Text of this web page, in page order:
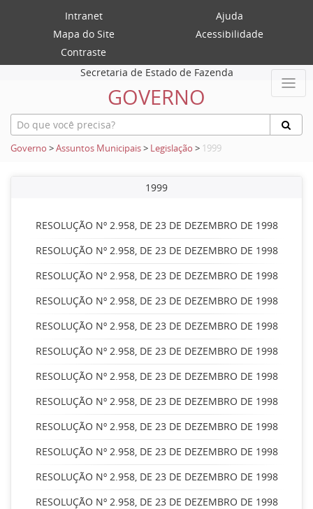
Intranet
Ajuda
Mapa do Site
Acessibilidade
Contraste
Secretaria de Estado de Fazenda
GOVERNO
Governo >Assuntos Municipais> Legislação > 1999
1999
RESOLUÇÃO Nº 2.958, DE 23 DE DEZEMBRO DE 1998
RESOLUÇÃO Nº 2.958, DE 23 DE DEZEMBRO DE 1998
RESOLUÇÃO Nº 2.958, DE 23 DE DEZEMBRO DE 1998
RESOLUÇÃO Nº 2.958, DE 23 DE DEZEMBRO DE 1998
RESOLUÇÃO Nº 2.958, DE 23 DE DEZEMBRO DE 1998
RESOLUÇÃO Nº 2.958, DE 23 DE DEZEMBRO DE 1998
RESOLUÇÃO Nº 2.958, DE 23 DE DEZEMBRO DE 1998
RESOLUÇÃO Nº 2.958, DE 23 DE DEZEMBRO DE 1998
RESOLUÇÃO Nº 2.958, DE 23 DE DEZEMBRO DE 1998
RESOLUÇÃO Nº 2.958, DE 23 DE DEZEMBRO DE 1998
RESOLUÇÃO Nº 2.958, DE 23 DE DEZEMBRO DE 1998
RESOLUÇÃO Nº 2.958, DE 23 DE DEZEMBRO DE 1998